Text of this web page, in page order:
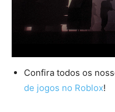
Confira todos os
de jogos no Roblox!